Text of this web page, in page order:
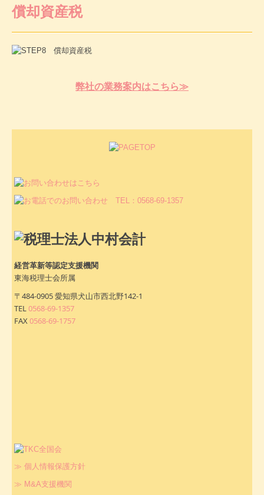
償却資産税
弊社の業務案内はこちら≫
経営革新等認定支援機関
東海税理士会所属
〒484-0905 愛知県犬山市西北野142-1
TEL0568-69-1357
FAX0568-69-1757
≫ 個人情報保護方針
≫ M&A支援機関